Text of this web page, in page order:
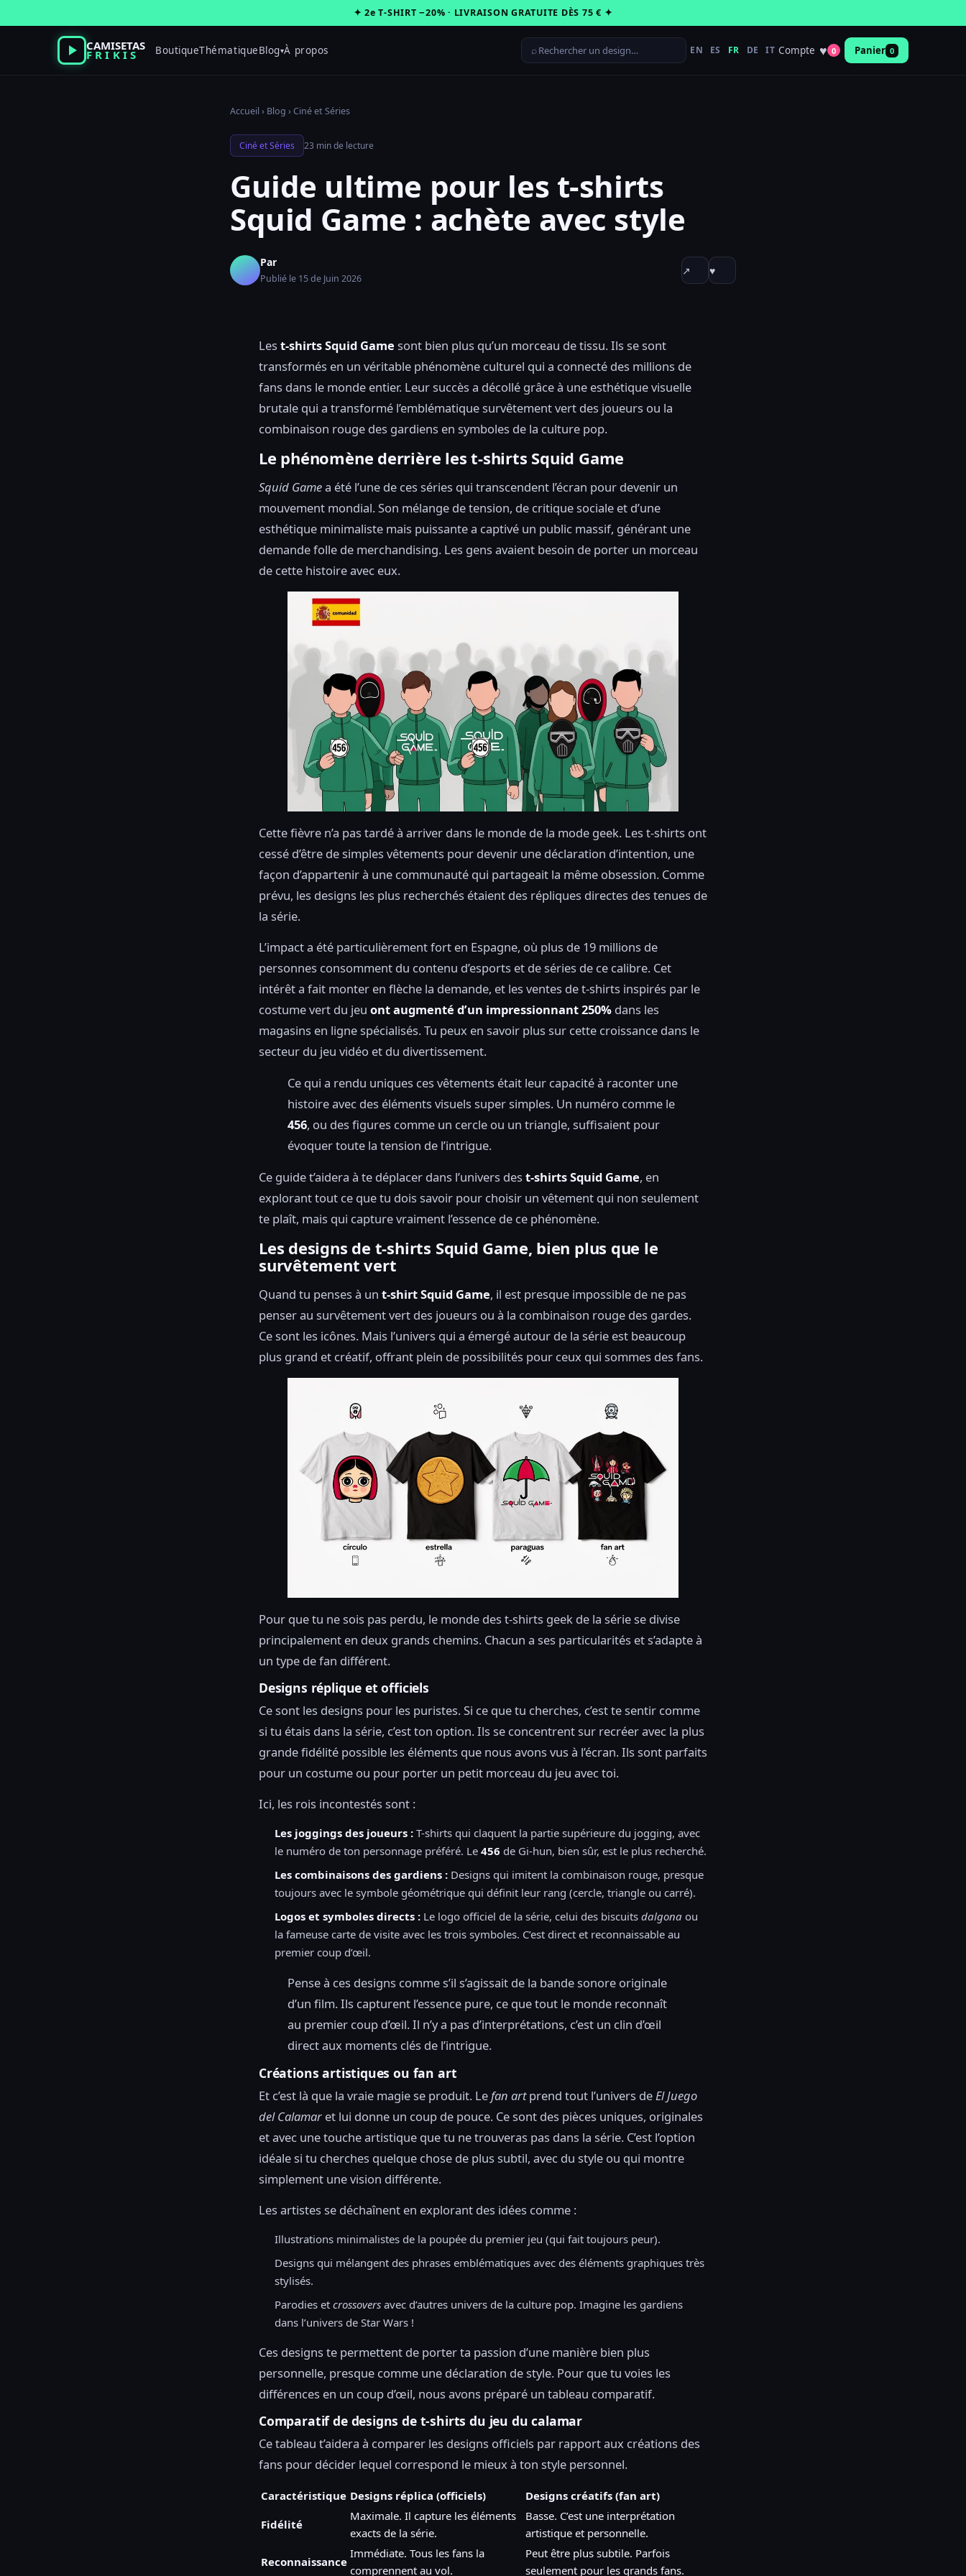
au
✦ 2e T-SHIRT −20% · LIVRAISON GRATUITE DÈS 75 € ✦
CAMISETAS
FRIKIS BoutiqueThématiqueBlog▾À propos ⌕ EN ES FR DE IT Compte ♥ 0 Panier 0
Accueil › Blog ›Ciné et Séries
Ciné et Séries 23 min de lecture
Guide ultime pour les t-shirts
Squid Game : achète avec style
Par
Publié le 15 de Juin 2026
↗ ♥
Les t-shirts Squid Game sont bien plus qu’un morceau de tissu. Ils se sont
transformés en un véritable phénomène culturel qui a connecté des millions de
fans dans le monde entier. Leur succès a décollé grâce à une esthétique visuelle
brutale qui a transformé l’emblématique survêtement vert des joueurs ou la
combinaison rouge des gardiens en symboles de la culture pop.
Le phénomène derrière les t-shirts Squid Game
Squid Gamea été l’une de ces séries qui transcendent l’écran pour devenir un
mouvement mondial. Son mélange de tension, de critique sociale et d’une
esthétique minimaliste mais puissante a captivé un public massif, générant une
demande folle de merchandising. Les gens avaient besoin de porter un morceau
de cette histoire avec eux.
Cette fièvre n’a pas tardé à arriver dans le monde de la mode geek. Les t-shirts ont
cessé d’être de simples vêtements pour devenir une déclaration d’intention, une
façon d’appartenir à une communauté qui partageait la même obsession. Comme
prévu, les designs les plus recherchés étaient des répliques directes des tenues de
la série.
L’impact a été particulièrement fort en Espagne, où plus de 19 millions de
personnes consomment du contenu d’esports et de séries de ce calibre. Cet
intérêt a fait monter en flèche la demande, et les ventes de t-shirts inspirés par le
costume vert du jeu ont augmenté d’un impressionnant 250% dans les
magasins en ligne spécialisés. Tu peux en savoir plus sur cette croissance dans le
secteur du jeu vidéo et du divertissement.
Ce qui a rendu uniques ces vêtements était leur capacité à raconter une
histoire avec des éléments visuels super simples. Un numéro comme le
456, ou des figures comme un cercle ou un triangle, suffisaient pour
évoquer toute la tension de l’intrigue.
Ce guide t’aidera à te déplacer dans l’univers des t-shirts Squid Game, en
explorant tout ce que tu dois savoir pour choisir un vêtement qui non seulement
te plaît, mais qui capture vraiment l’essence de ce phénomène.
Les designs de t-shirts Squid Game, bien plus que le
survêtement vert
Quand tu penses à un t-shirt Squid Game, il est presque impossible de ne pas
penser au survêtement vert des joueurs ou à la combinaison rouge des gardes.
Ce sont les icônes. Mais l’univers qui a émergé autour de la série est beaucoup
plus grand et créatif, offrant plein de possibilités pour ceux qui sommes des fans.
Pour que tu ne sois pas perdu, le monde des t-shirts geek de la série se divise
principalement en deux grands chemins. Chacun a ses particularités et s’adapte à
un type de fan différent.
Designs réplique et officiels
Ce sont les designs pour les puristes. Si ce que tu cherches, c’est te sentir comme
si tu étais dans la série, c’est ton option. Ils se concentrent sur recréer avec la plus
grande fidélité possible les éléments que nous avons vus à l’écran. Ils sont parfaits
pour un costume ou pour porter un petit morceau du jeu avec toi.
Ici, les rois incontestés sont :
Les joggings des joueurs : T-shirts qui claquent la partie supérieure du jogging, avec
le numéro de ton personnage préféré. Le 456 de Gi-hun, bien sûr, est le plus recherché.
Les combinaisons des gardiens : Designs qui imitent la combinaison rouge, presque
toujours avec le symbole géométrique qui définit leur rang (cercle, triangle ou carré).
Logos et symboles directs : Le logo officiel de la série, celui des biscuits dalgona ou
la fameuse carte de visite avec les trois symboles. C’est direct et reconnaissable au
premier coup d’œil.
Pense à ces designs comme s’il s’agissait de la bande sonore originale
d’un film. Ils capturent l’essence pure, ce que tout le monde reconnaît
au premier coup d’œil. Il n’y a pas d’interprétations, c’est un clin d’œil
direct aux moments clés de l’intrigue.
Créations artistiques ou fan art
Et c’est là que la vraie magie se produit. Lefan artprend tout l’univers deEl Juego
del Calamar et lui donne un coup de pouce. Ce sont des pièces uniques, originales
et avec une touche artistique que tu ne trouveras pas dans la série. C’est l’option
idéale si tu cherches quelque chose de plus subtil, avec du style ou qui montre
simplement une vision différente.
Les artistes se déchaînent en explorant des idées comme :
Illustrations minimalistes de la poupée du premier jeu (qui fait toujours peur).
Designs qui mélangent des phrases emblématiques avec des éléments graphiques très
stylisés.
Parodies et crossovers avec d’autres univers de la culture pop. Imagine les gardiens
dans l’univers de Star Wars !
Ces designs te permettent de porter ta passion d’une manière bien plus
personnelle, presque comme une déclaration de style. Pour que tu voies les
différences en un coup d’œil, nous avons préparé un tableau comparatif.
Comparatif de designs de t-shirts du jeu du calamar
Ce tableau t’aidera à comparer les designs officiels par rapport aux créations des
fans pour décider lequel correspond le mieux à ton style personnel.
Caractéristique Designs réplica (officiels)
Designs créatifs (fan art)
Fidélité
Maximale. Il capture les éléments
exacts de la série.
Basse. C’est une interprétation
artistique et personnelle.
Reconnaissance
Immédiate. Tous les fans la
comprennent au vol.
Peut être plus subtile. Parfois
seulement pour les grands fans.